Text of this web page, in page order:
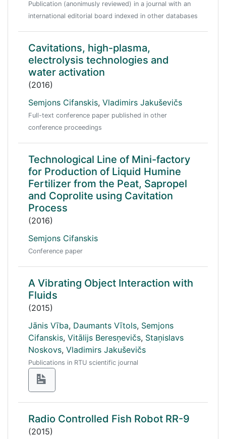
Publication (anonimusly reviewed) in a journal with an
international editorial board indexed in other databases
Cavitations, high-plasma,
electrolysis technologies and
water activation
(2016)
Semjons Cifanskis, Vladimirs Jakuševičs
Full-text conference paper published in other
conference proceedings
Technological Line of Mini-factory
for Production of Liquid Humine
Fertilizer from the Peat, Sapropel
and Coprolite using Cavitation
Process
(2016)
Semjons Cifanskis
Conference paper
A Vibrating Object Interaction with
Fluids
(2015)
Jānis Vība, Daumants Vītols, Semjons
Cifanskis, Vitālijs Beresņevičs, Staņislavs
Noskovs, Vladimirs Jakuševičs
Publications in RTU scientific journal
Radio Controlled Fish Robot RR-9
(2015)